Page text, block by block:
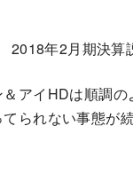
年2月期決算
アイHDは順調
られない事態が